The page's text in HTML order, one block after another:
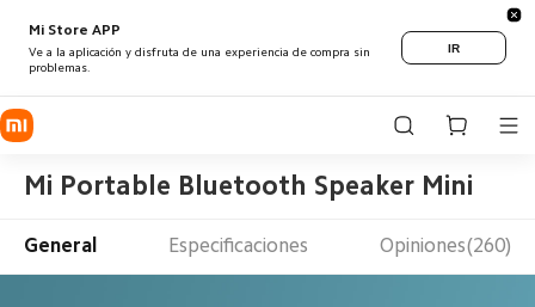
Mi Store APP
Ve a la aplicación y disfruta de una experiencia de compra sin
problemas.
IR
Mi Portable Bluetooth Speaker Mini
General Especificaciones Opiniones(260)